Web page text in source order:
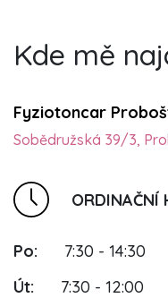
Kde mě
Fyziotoncar
Sobědružská 39/3,
ORDINAČNÍ
Po:
7:30 - 14:30
Út:
7:30 - 12:00